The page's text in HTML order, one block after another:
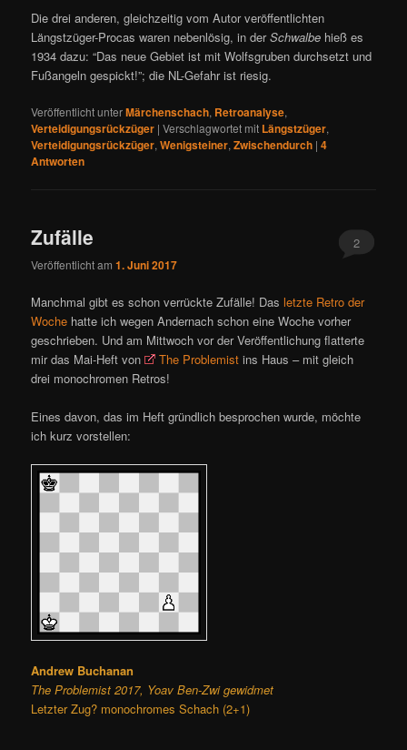
Die drei anderen, gleichzeitig vom Autor veröffentlichten
Längstzüger-Procas waren nebenlösig, in derSchwalbe hieß es
1934 dazu: “Das neue Gebiet ist mit Wolfsgruben durchsetzt und
Fußangeln gespickt!”; die NL-Gefahr ist riesig.
Veröffentlicht unterMärchenschach, Retroanalyse,
Verteidigungsrückzüger |Verschlagwortet mit Längstzüger,
Verteidigungsrückzüger,Wenigsteiner,Zwischendurch |4
Antworten
Zufälle
Veröffentlicht am1. Juni 2017
2
Manchmal gibt es schon verrückte Zufälle! Dasletzte Retro der
Woche hatte ich wegen Andernach schon eine Woche vorher
geschrieben. Und am Mittwoch vor der Veröffentlichung flatterte
mir das Mai-Heft von
The Problemist ins Haus – mit gleich
drei monochromen Retros!
Eines davon, das im Heft gründlich besprochen wurde, möchte
ich kurz vorstellen:
Andrew Buchanan
The Problemist 2017, Yoav Ben-Zwi gewidmet
Letzter Zug? monochromes Schach (2+1)